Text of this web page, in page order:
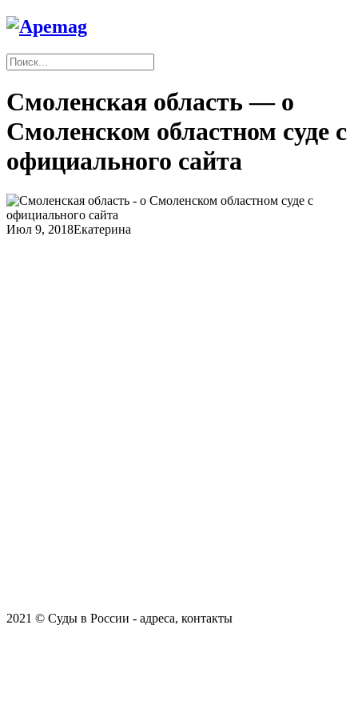
Смоленская область — о
Смоленском областном суде с
официального сайта
Июл 9, 2018Екатерина
2021 © Суды в России - адреса, контакты